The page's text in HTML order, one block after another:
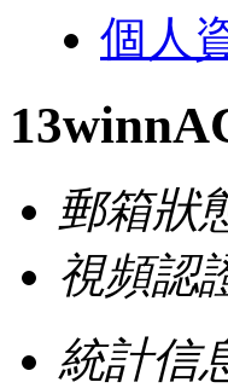
個人
郵箱狀
視頻認
統計信